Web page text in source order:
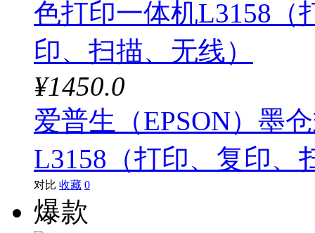
¥1450.0
爱普生（EPSON）墨
L3158（打印、复印、
对比 收藏 0
爆款